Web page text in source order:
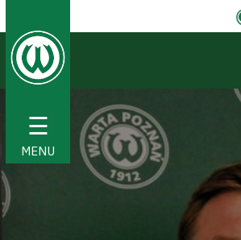
☰
MENU